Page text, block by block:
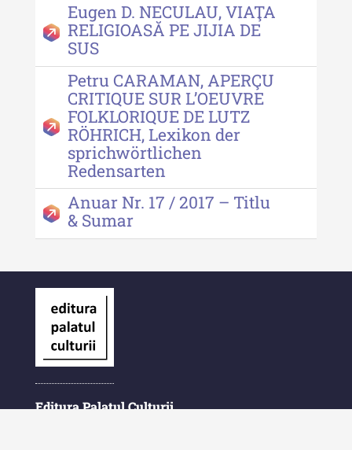
Eugen D. NECULAU, VIAŢA
RELIGIOASĂ PE JIJIA DE
SUS
Petru CARAMAN, APERÇU
CRITIQUE SUR L’OEUVRE
FOLKLORIQUE DE LUTZ
RÖHRICH, Lexikon der
sprichwörtlichen
Redensarten
Anuar Nr. 17 / 2017 – Titlu
& Sumar
Editura Palatul Culturii